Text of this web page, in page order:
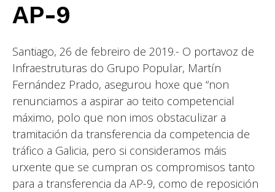
AP-9
Santiago, 26 de febreiro de 2019.- O portavoz de
Infraestruturas do Grupo Popular, Martín
Fernández Prado, asegurou hoxe que “non
renunciamos a aspirar ao teito competencial
máximo, polo que non imos obstaculizar a
tramitación da transferencia da competencia de
tráfico a Galicia, pero si consideramos máis
urxente que se cumpran os compromisos tanto
para a transferencia da AP-9, como de reposición